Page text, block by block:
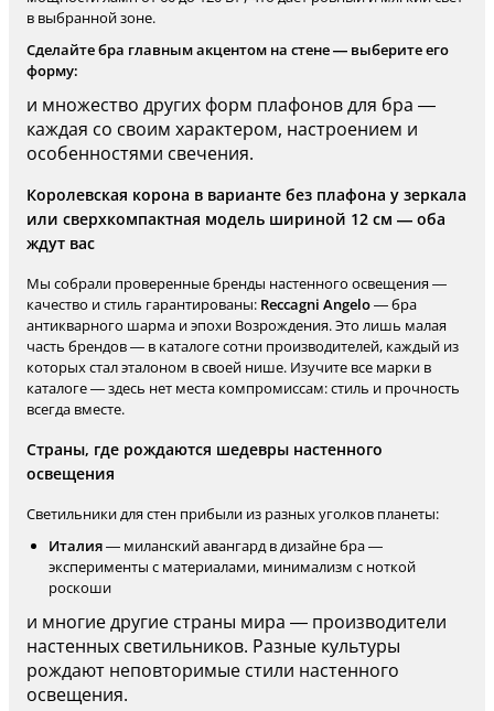
в выбранной зоне.
Сделайте бра главным акцентом на стене — выберите его
форму:
и множество других форм плафонов для бра —
каждая со своим характером, настроением и
особенностями свечения.
Королевская корона в варианте без плафона у зеркала
или сверхкомпактная модель шириной 12 см — оба
ждут вас
Мы собрали проверенные бренды настенного освещения —
качество и стиль гарантированы: Reccagni Angelo— бра
антикварного шарма и эпохи Возрождения. Это лишь малая
часть брендов — в каталоге сотни производителей, каждый из
которых стал эталоном в своей нише. Изучите все марки в
каталоге — здесь нет места компромиссам: стиль и прочность
всегда вместе.
Страны, где рождаются шедевры настенного
освещения
Светильники для стен прибыли из разных уголков планеты:
Италия— миланский авангард в дизайне бра —
эксперименты с материалами, минимализм с ноткой
роскоши
и многие другие страны мира — производители
настенных светильников. Разные культуры
рождают неповторимые стили настенного
освещения.